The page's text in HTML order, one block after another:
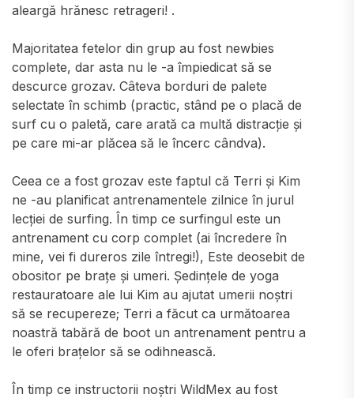
aleargă hrănesc retrageri! .
Majoritatea fetelor din grup au fost newbies
complete, dar asta nu le -a împiedicat să se
descurce grozav. Câteva borduri de palete
selectate în schimb (practic, stând pe o placă de
surf cu o paletă, care arată ca multă distracție și
pe care mi-ar plăcea să le încerc cândva).
Ceea ce a fost grozav este faptul că Terri și Kim
ne -au planificat antrenamentele zilnice în jurul
lecției de surfing. În timp ce surfingul este un
antrenament cu corp complet (ai încredere în
mine, vei fi dureros zile întregi!), Este deosebit de
obositor pe brațe și umeri. Ședințele de yoga
restauratoare ale lui Kim au ajutat umerii noștri
să se recupereze; Terri a făcut ca următoarea
noastră tabără de boot un antrenament pentru a
le oferi brațelor să se odihnească.
În timp ce instructorii noștri WildMex au fost